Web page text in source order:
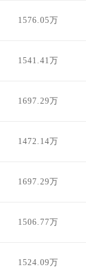
1576.05万
1541.41万
1697.29万
1472.14万
1697.29万
1506.77万
1524.09万